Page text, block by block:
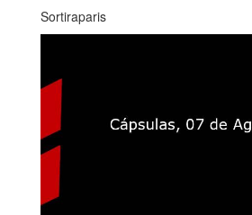
Sortiraparis